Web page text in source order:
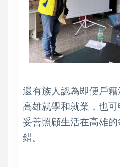
還有族人認為即便戶
高雄就學和就業，也
妥善照顧生活在高雄
錯。